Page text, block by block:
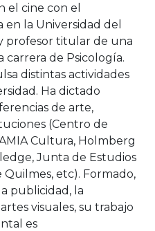
el cine con el
en la Universidad del
profesor titular de una
carrera de Psicología.
distintas actividades
Ha dictado
de arte,
(Centro de
Cultura, Holmberg
Junta de Estudios
etc). Formado,
publicidad, la
visuales, su trabajo
es